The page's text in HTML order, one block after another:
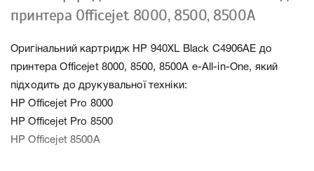
принтера Officejet 8000, 8500, 8500A
Оригінальний картридж HP 940XL Black C4906AE до
принтера Officejet 8000, 8500, 8500A e-All-in-One, який
підходить до друкувальної техніки:
HP Officejet Pro 8000
HP Officejet Pro 8500
HP Officejet 8500A